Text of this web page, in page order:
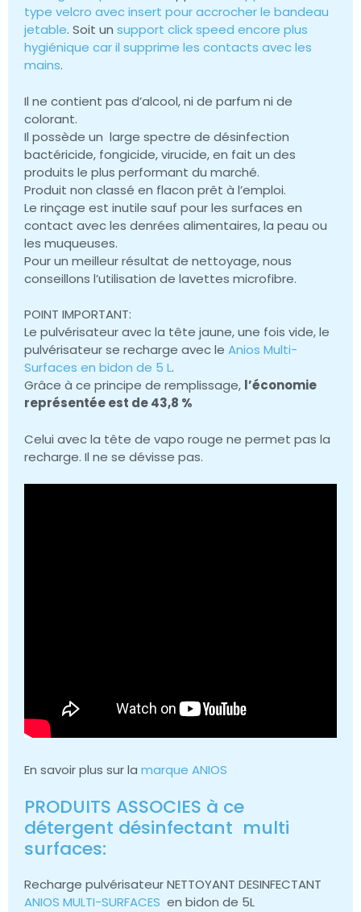
type velcro avec insert pour accrocher le bandeau
jetable. Soit un support click speed encore plus
hygiénique car il supprime les contacts avec les
mains.
Il ne contient pas d’alcool, ni de parfum ni de
colorant.
Il possède un large spectre de désinfection
bactéricide, fongicide, virucide, en fait un des
produits le plus performant du marché.
Produit non classé en flacon prêt à l’emploi.
Le rinçage est inutile sauf pour les surfaces en
contact avec les denrées alimentaires, la peau ou
les muqueuses.
Pour un meilleur résultat de nettoyage, nous
conseillons l’utilisation de lavettes microfibre.
POINT IMPORTANT:
Le pulvérisateur avec la tête jaune, une fois vide, le
pulvérisateur se recharge avec le Anios Multi-
Surfaces en bidon de 5 L.
Grâce à ce principe de remplissage, l’économie
représentée est de 43,8 %
Celui avec la tête de vapo rouge ne permet pas la
recharge. Il ne se dévisse pas.
En savoir plus sur la marque ANIOS
PRODUITS ASSOCIES à ce
détergent désinfectant multi
surfaces:
Recharge pulvérisateur NETTOYANT DESINFECTANT
ANIOS MULTI-SURFACES en bidon de 5L